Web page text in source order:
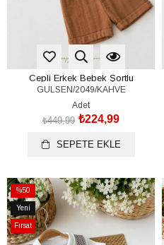
Cepli Erkek Bebek Şortlu
Müslin Takım (%100 Pamuk)(3-
6/6-9/9-12/12-18 Ay)
GULSEN/2049/KAHVE
Adet
₺224,99
₺449,99
SEPETE EKLE
%50
İndirim
%50İndirim
Yeni
Ürün
Fırsat
Ürünü